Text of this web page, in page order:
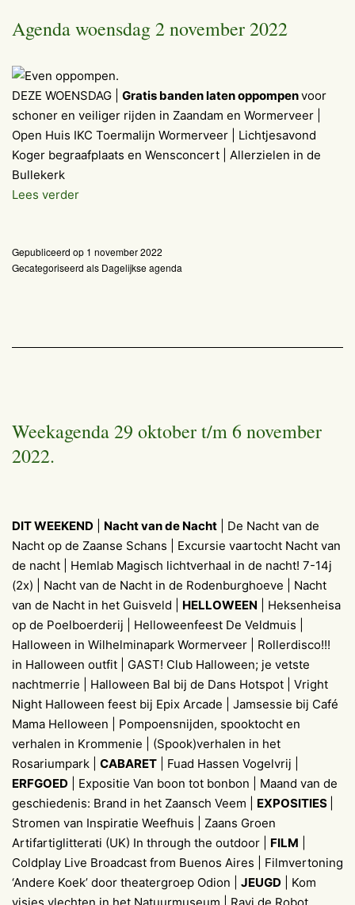
Agenda woensdag 2 november 2022
DEZE WOENSDAG | Gratis banden laten oppompenvoor
schoner en veiliger rijden in Zaandam en Wormerveer |
Open Huis IKC Toermalijn Wormerveer | Lichtjesavond
Koger begraafplaats en Wensconcert | Allerzielen in de
Bullekerk
Lees verderAgenda
november
2022
Gepubliceerd op 1 november 2022
Gecategoriseerd als Dagelijkse agenda
Weekagenda 29 oktober t/m 6 november
2022.
DIT WEEKEND Nacht van de Nacht | De Nacht van de
Nacht op de Zaanse Schans | Excursie vaartocht Nacht van
de nacht | Hemlab Magisch lichtverhaal in de nacht! 7-14j
(2x) | Nacht van de Nacht in de Rodenburghoeve | Nacht
van de Nacht in het Guisveld | HELLOWEEN | Heksenheisa
op de Poelboerderij | Helloweenfeest De Veldmuis |
Halloween in Wilhelminapark Wormerveer | Rollerdisco!!!
in Halloween outfit | GAST! Club Halloween; je vetste
nachtmerrie | Halloween Bal bij de Dans Hotspot | Vright
Night Halloween feest bij Epix Arcade | Jamsessie bij Café
Mama Helloween | Pompoensnijden, spooktocht en
verhalen in Krommenie | (Spook)verhalen in het
Rosariumpark | CABARET | Fuad Hassen Vogelvrij |
ERFGOED | Expositie Van boon tot bonbon | Maand van de
geschiedenis: Brand in het Zaansch Veem | EXPOSITIES
Stromen van Inspiratie Weefhuis | Zaans Groen
Artifartiglitterati (UK) In through the outdoor | FILM
Coldplay Live Broadcast from Buenos Aires | Filmvertoning
‘Andere Koek’ door theatergroep Odion | JEUGD | Kom